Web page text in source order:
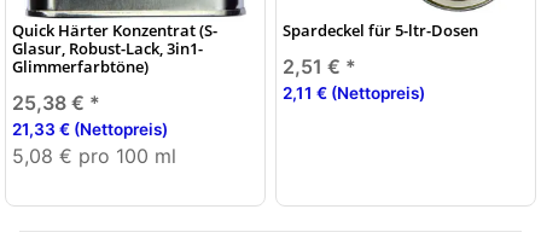
Quick Härter Konzentrat (S-
Glasur, Robust-Lack, 3in1-
Glimmerfarbtöne)
25,38 € *
21,33 € (Nettopreis)
5,08 € pro 100 ml
Spardeckel für 5-ltr-Dosen
2,51 € *
2,11 € (Nettopreis)